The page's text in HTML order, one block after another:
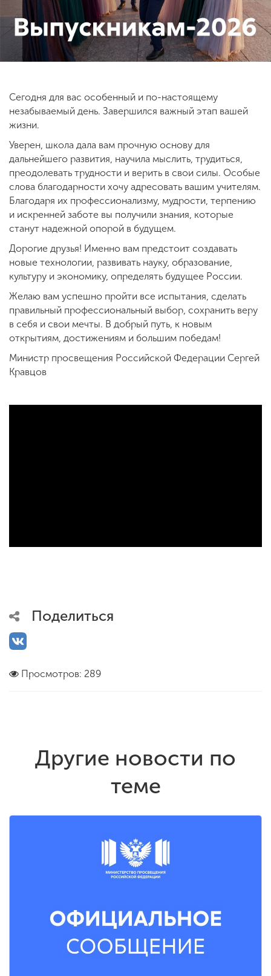
ENG SPN CHI
Приемная
комиссия
Сегодня для вас особенный и по-настоящему
незабываемый день. Завершился важный этап вашей
жизни.
Уверен, школа дала вам прочную основу для
дальнейшего развития, научила мыслить, трудиться,
преодолевать трудности и верить в свои силы. Особые
слова благодарности хочу адресовать вашим учителям.
Благодаря их профессионализму, мудрости, терпению
и искренней заботе вы получили знания, которые
станут надежной опорой в будущем.
Дорогие друзья! Именно вам предстоит создавать
новые технологии, развивать науку, образование,
культуру и экономику, определять будущее России.
Желаю вам успешно пройти все испытания, сделать
правильный профессиональный выбор, сохранить веру
в себя и свои мечты. В добрый путь, к новым
открытиям, достижениям и большим победам!
Министр просвещения Российской Федерации Сергей
Кравцов
Поделиться
Просмотров: 289
Другие новости по
теме